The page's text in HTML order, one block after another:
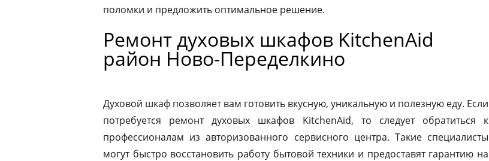
поломки и предложить оптимальное решение.
Ремонт духовых шкафов KitchenAid
район Ново-Переделкино
Духовой шкаф позволяет вам готовить вкусную, уникальную и полезную еду. Если
потребуется ремонт духовых шкафов KitchenAid, то следует обратиться к
профессионалам из авторизованного сервисного центра. Такие специалисты
могут быстро восстановить работу бытовой техники и предоставят гарантию на